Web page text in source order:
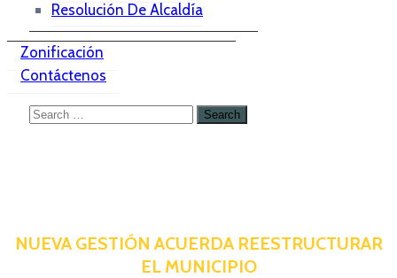
Resolución De Alcaldía
Zonificación
Contáctenos
NUEVA GESTIÓN ACUERDA REESTRUCTURAR
EL MUNICIPIO